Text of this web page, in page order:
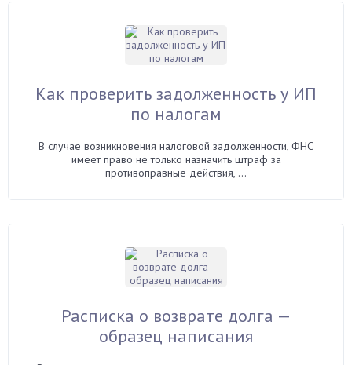
Как проверить задолженность у ИП
по налогам
В случае возникновения налоговой задолженности, ФНС
имеет право не только назначить штраф за
противоправные действия, ...
Расписка о возврате долга —
образец написания